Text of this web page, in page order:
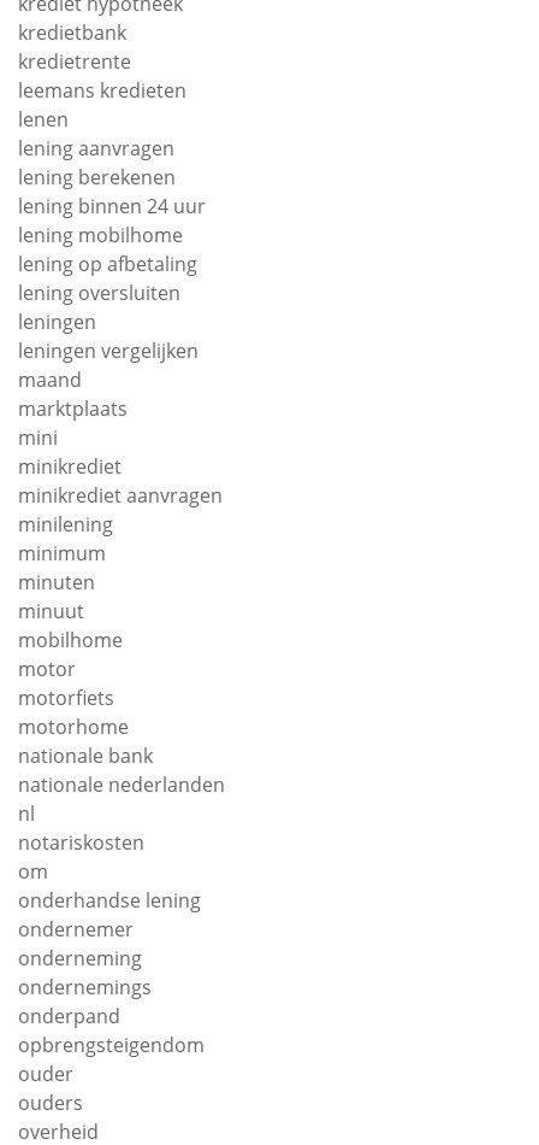
kredietbank
kredietrente
leemans kredieten
lenen
lening aanvragen
lening berekenen
lening binnen 24 uur
lening mobilhome
lening op afbetaling
lening oversluiten
leningen
leningen vergelijken
maand
marktplaats
mini
minikrediet
minikrediet aanvragen
minilening
minimum
minuten
minuut
mobilhome
motor
motorfiets
motorhome
nationale bank
nationale nederlanden
nl
notariskosten
om
onderhandse lening
ondernemer
onderneming
ondernemings
onderpand
opbrengsteigendom
ouder
ouders
overheid